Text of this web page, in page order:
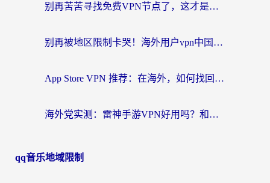
别再苦苦寻找免费VPN节点了，这才是海外访问国内资源的正确姿势
别再被地区限制卡哭！海外用户vpn中国下载全攻略，无缝刷剧办公社交
App Store VPN 推荐：在海外，如何找回那扇回家的“任意门”？
海外党实测：雷神手游VPN好用吗？和闪电VPN对比哪个回国效果更好？附小众工具深度测评
qq音乐地域限制